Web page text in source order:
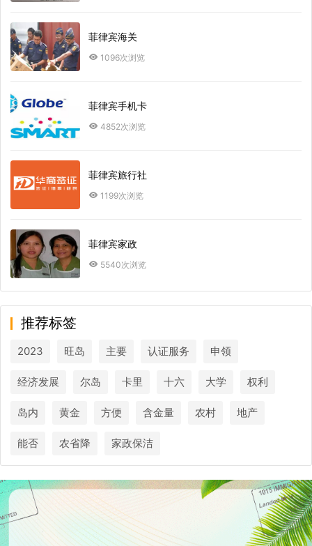
菲律宾海关
1096次浏览
菲律宾手机卡
4852次浏览
菲律宾旅行社
1199次浏览
菲律宾家政
5540次浏览
推荐标签
2023 旺岛 主要 认证服务 申领
经济发展 尔岛 卡里 十六 大学 权利
岛内 黄金 方便 含金量 农村 地产
能否 农省降 家政保洁